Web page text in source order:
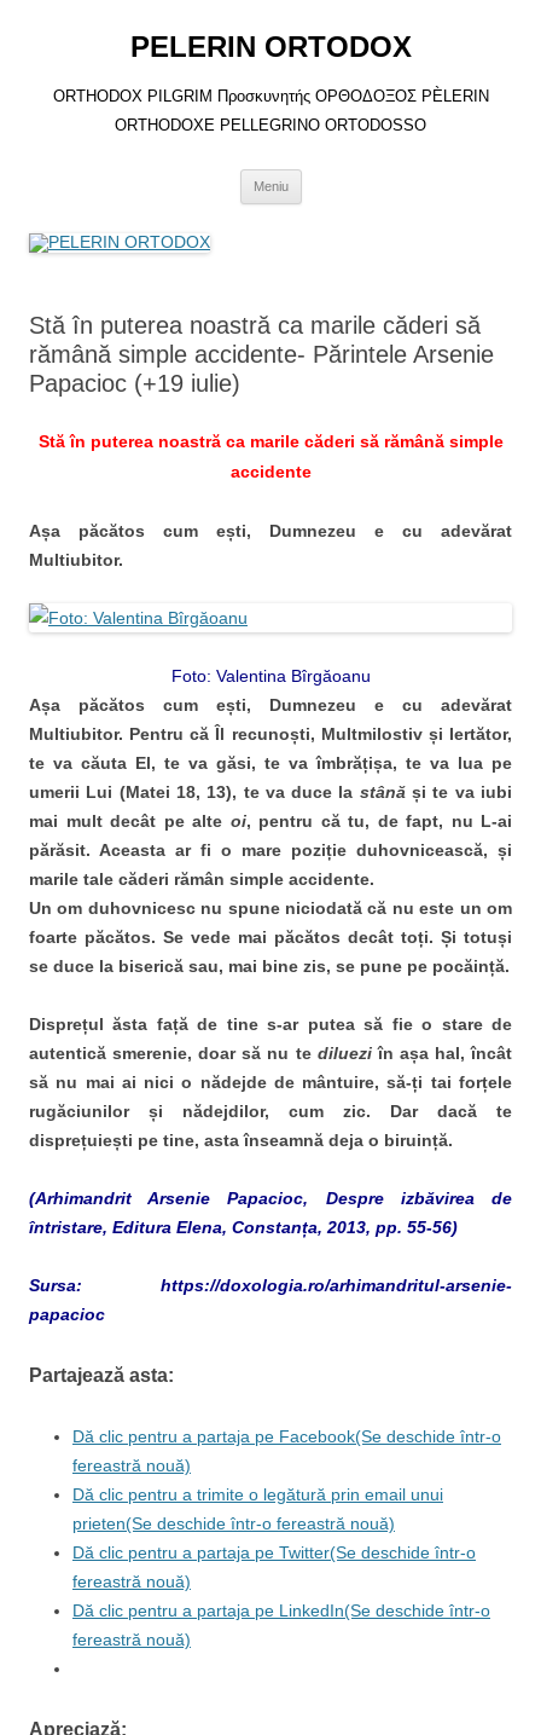
PELERIN ORTODOX
ORTHODOX PILGRIM Προσκυνητής ΟΡΘΟΔΟΞΟΣ PÈLERIN
ORTHODOXE PELLEGRINO ORTODOSSO
Meniu
Stă în puterea noastră ca marile căderi să
rămână simple accidente- Părintele Arsenie
Papacioc (+19 iulie)
Stă în puterea noastră ca marile căderi să rămână simple
accidente
Așa păcătos cum ești, Dumnezeu e cu adevărat
Multiubitor.
Foto: Valentina Bîrgăoanu
Așa păcătos cum ești, Dumnezeu e cu adevărat
Multiubitor. Pentru că Îl recunoști, Multmilostiv și Iertător,
te va căuta El, te va găsi, te va îmbrățișa, te va lua pe
umerii Lui (Matei 18, 13), te va duce la stânăși te va iubi
mai mult decât pe alte oi, pentru că tu, de fapt, nu L-ai
părăsit. Aceasta ar fi o mare poziție duhovnicească, și
marile tale căderi rămân simple accidente.
Un om duhovnicesc nu spune niciodată că nu este un om
foarte păcătos. Se vede mai păcătos decât toți. Și totuși
se duce la biserică sau, mai bine zis, se pune pe pocăință.
Disprețul ăsta față de tine s-ar putea să fie o stare de
autentică smerenie, doar să nu te dilueziîn așa hal, încât
să nu mai ai nici o nădejde de mântuire, să-ți tai forțele
rugăciunilor și nădejdilor, cum zic. Dar dacă te
disprețuiești pe tine, asta înseamnă deja o biruință.
(Arhimandrit Arsenie Papacioc, Despre izbăvirea de
întristare, Editura Elena, Constanța, 2013, pp. 55-56)
Sursa: https://doxologia.ro/arhimandritul-arsenie-
papacioc
Partajează asta:
Dă clic pentru a partaja pe Facebook(Se deschide într-o
fereastră nouă)
Dă clic pentru a trimite o legătură prin email unui
prieten(Se deschide într-o fereastră nouă)
Dă clic pentru a partaja pe Twitter(Se deschide într-o
fereastră nouă)
Dă clic pentru a partaja pe LinkedIn(Se deschide într-o
fereastră nouă)
Apreciază: